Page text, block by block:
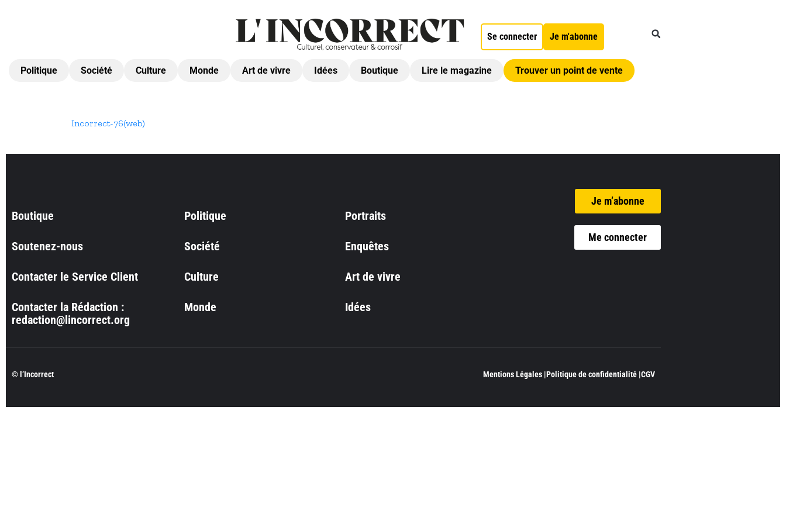
Se connecter Je m'abonne
Politique Société Culture Monde Art de vivre Idées Boutique Lire le magazine Trouver un point de vente
Incorrect-76(web)
Boutique
Soutenez-nous
Contacter le Service Client
Contacter la Rédaction :
redaction@lincorrect.org
Politique
Société
Culture
Monde
Portraits
Enquêtes
Art de vivre
Idées
Je m’abonne
Me connecter
© l’Incorrect Mentions Légales |Politique de confidentialité |CGV